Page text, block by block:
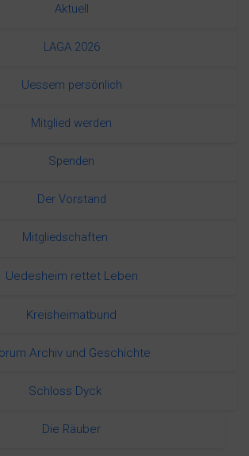
Aktuell
LAGA 2026
Uessem persönlich
Mitglied werden
Spenden
Der Vorstand
Mitgliedschaften
Uedesheim rettet Leben
Kreisheimatbund
Archiv und Geschichte
Schloss Dyck
Die Räuber